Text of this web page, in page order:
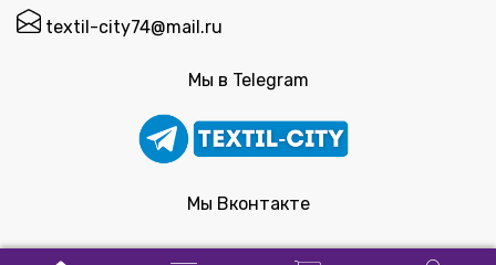
textil-city74@mail.ru
Мы в Telegram
Мы Вконтакте